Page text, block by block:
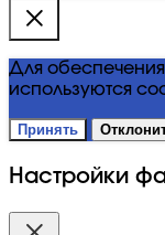
Для
используются
Принять
Настройки